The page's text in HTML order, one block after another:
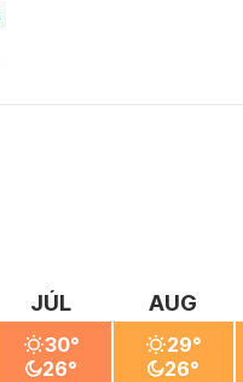
JÚL
30°
26°
AUG
29°
26°